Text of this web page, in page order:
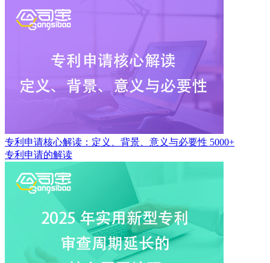
专利申请核心解读：定义、背景、意义与必要性 5000+
专利申请的解读